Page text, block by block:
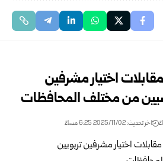
اختيار مشرفين
من مختلف المحافظات
اخر تحديث: 2025/11/02 6:25 مساءً